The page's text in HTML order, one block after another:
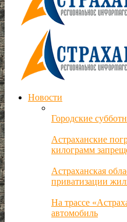
Новости
Городские
Астраханские
килограмм
Астраханская
приватизации
На трассе
автомобиль